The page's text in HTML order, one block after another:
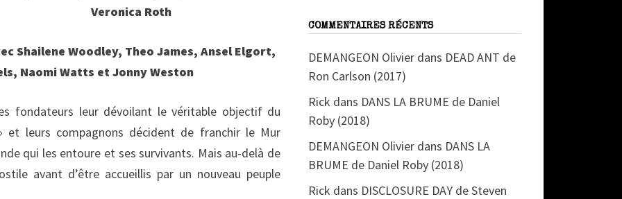
Veronica Roth
Shailene Woodley, Theo James, Ansel Elgort,
Naomi Watts et Jonny Weston
fondateurs leur dévoilant le véritable objectif du
leurs compagnons décident de franchir le Mur
qui les entoure et ses survivants. Mais au-delà de
avant d’être accueillis par un nouveau peuple
COMMENTAIRES RÉCENTS
DEMANGEON Olivier dans DEAD ANT de
Ron Carlson (2017)
Rick dans DANS LA BRUME de Daniel
Roby (2018)
DEMANGEON Olivier dans DANS LA
BRUME de Daniel Roby (2018)
Rick dans DISCLOSURE DAY de Steven